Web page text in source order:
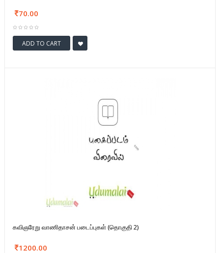
70.00
ADD TO CART
கவிஞரேறு வாணிதாசன் படைப்புகள் (தொகுதி 2)
1200.00